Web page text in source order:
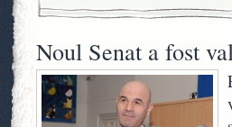
Noul Senat a fost